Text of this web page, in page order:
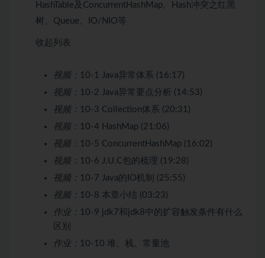
HashTable及ConcurrentHashMap、Hash冲突之红黑
树、Queue、IO/NIO等
收起列表
视频： 10-1 Java异常体系 (16:17)
视频： 10-2 Java异常要点分析 (14:53)
视频： 10-3 Collection体系 (20:31)
视频： 10-4 HashMap (21:06)
视频： 10-5 ConcurrentHashMap (16:02)
视频： 10-6 J.U.C包的梳理 (19:28)
视频： 10-7 Java的IO机制 (25:55)
视频： 10-8 本章小结 (03:23)
作业： 10-9 jdk7和jdk8中的扩容触发条件有什么
区别
作业： 10-10 堆、栈、常量池